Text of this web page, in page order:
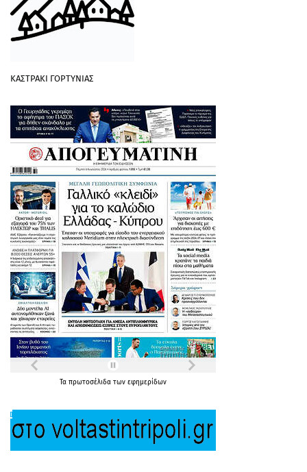
ΚΑΣΤΡΑΚΙ ΓΟΡΤΥΝΙΑΣ
Τα πρωτοσέλιδα των εφημερίδων